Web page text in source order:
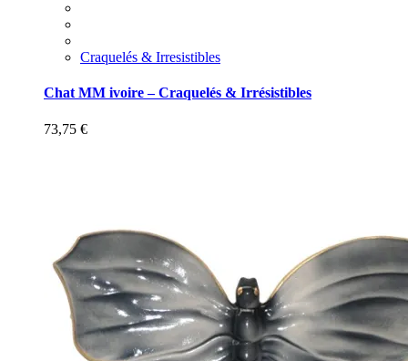
Craquelés & Irresistibles
Chat MM ivoire – Craquelés & Irrésistibles
73,75 €